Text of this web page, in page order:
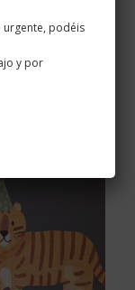
urgente, podéis
y por